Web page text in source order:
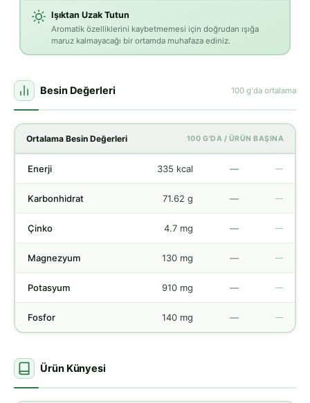
Işıktan Uzak Tutun
Aromatik özelliklerini kaybetmemesi için doğrudan ışığa
maruz kalmayacağı bir ortamda muhafaza ediniz.
Besin Değerleri 100 g'da ortalama
Ortalama Besin Değerleri 100 G'DA / ÜRÜN BAŞINA
Enerji 335 kcal — —
Karbonhidrat 71.62 g — —
Çinko 4.7 mg — —
Magnezyum 130 mg — —
Potasyum 910 mg — —
Fosfor 140 mg — —
Ürün Künyesi